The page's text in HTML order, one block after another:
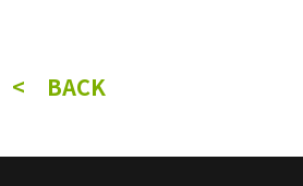
< BACK